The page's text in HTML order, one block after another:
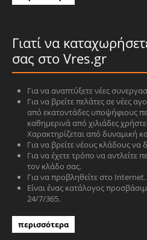
Γιατί να
σας στο Vres.gr
Για να αναπτύξετε νέες
Για να βρείτε πελάτες σε νέες
από εκατοντάδες υποψήφιους
καθημερινά από χιλιάδες
Χαρακτηρίζεται από δυναμική
Για να βρείτε νέους κλάδους να
Για να έχετε τρόπο να
τον κλάδο σας.
Για να προβληθείτε στο Internet.
Είναι ένας κατάλογος
24/7/365.
περισσότερα